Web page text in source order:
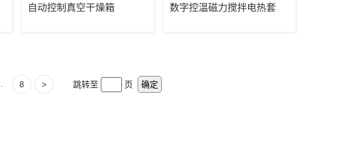
自动控制真空干燥箱 数字控温磁力搅拌电热套
8 > 跳转至 页 确定